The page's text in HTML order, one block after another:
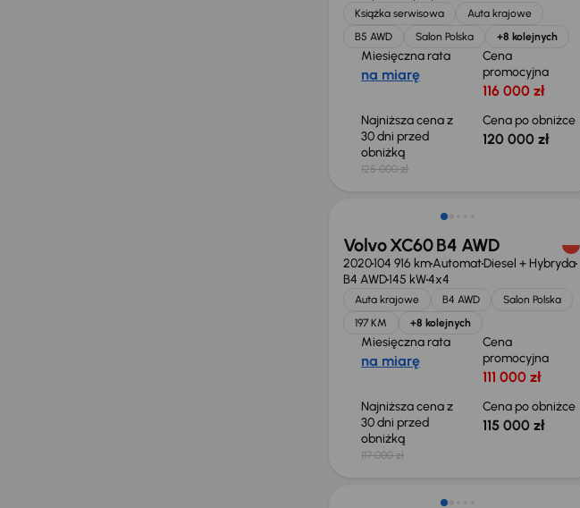
Książka serwisowa
Auta krajowe
B5 AWD
Salon Polska +8 kolejnych
Miesięczna rata
na miarę
Cena
promocyjna
116 000 zł
Najniższa cena z
30 dni przed
obniżką
125 000 zł
Cena po obniżce
120 000 zł
Taniej o 2 000 zł
Volvo XC60 B4 AWD
2020104 916 kmAutomatDiesel + Hybryda
B4 AWD145 kW4x4
Auta krajowe B4 AWD
Salon Polska
197 KM
+8 kolejnych
Miesięczna rata
na miarę
Cena
promocyjna
111 000 zł
Najniższa cena z
30 dni przed
obniżką
117 000 zł
Cena po obniżce
115 000 zł